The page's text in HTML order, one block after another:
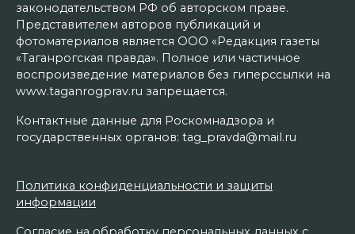
законодательством РФ об авторском праве.
Представителем авторов публикаций и
фотоматериалов является ООО «Редакция газеты
«Таганрогская правда». Полное или частичное
воспроизведение материалов без гиперссылки на
www.taganrogprav.ru запрещается.
Контактные данные для Роскомнадзора и
государственных органов: tag_pravda@mail.ru
Политика конфиденциальности и защиты
информации